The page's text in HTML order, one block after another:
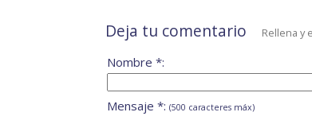
Deja tu comentario Rellena y
Nombre *:
Mensaje *: (500 caracteres máx)